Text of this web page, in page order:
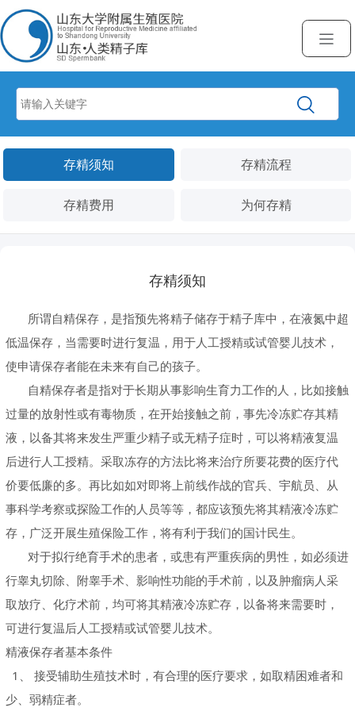
存精须知 存精流程
存精费用 为何存精
存精须知
所谓自精保存，是指预先将精子储存于精子库中，在液氮中超
低温保存，当需要时进行复温，用于人工授精或试管婴儿技术，
使申请保存者能在未来有自己的孩子。
自精保存者是指对于长期从事影响生育力工作的人，比如接触
过量的放射性或有毒物质，在开始接触之前，事先冷冻贮存其精
液，以备其将来发生严重少精子或无精子症时，可以将精液复温
后进行人工授精。采取冻存的方法比将来治疗所要花费的医疗代
价要低廉的多。再比如如对即将上前线作战的官兵、宇航员、从
事科学考察或探险工作的人员等等，都应该预先将其精液冷冻贮
存，广泛开展生殖保险工作，将有利于我们的国计民生。
对于拟行绝育手术的患者，或患有严重疾病的男性，如必须进
行睾丸切除、附睾手术、影响性功能的手术前，以及肿瘤病人采
取放疗、化疗术前，均可将其精液冷冻贮存，以备将来需要时，
可进行复温后人工授精或试管婴儿技术。
精液保存者基本条件
1、 接受辅助生殖技术时，有合理的医疗要求，如取精困难者和
少、弱精症者。